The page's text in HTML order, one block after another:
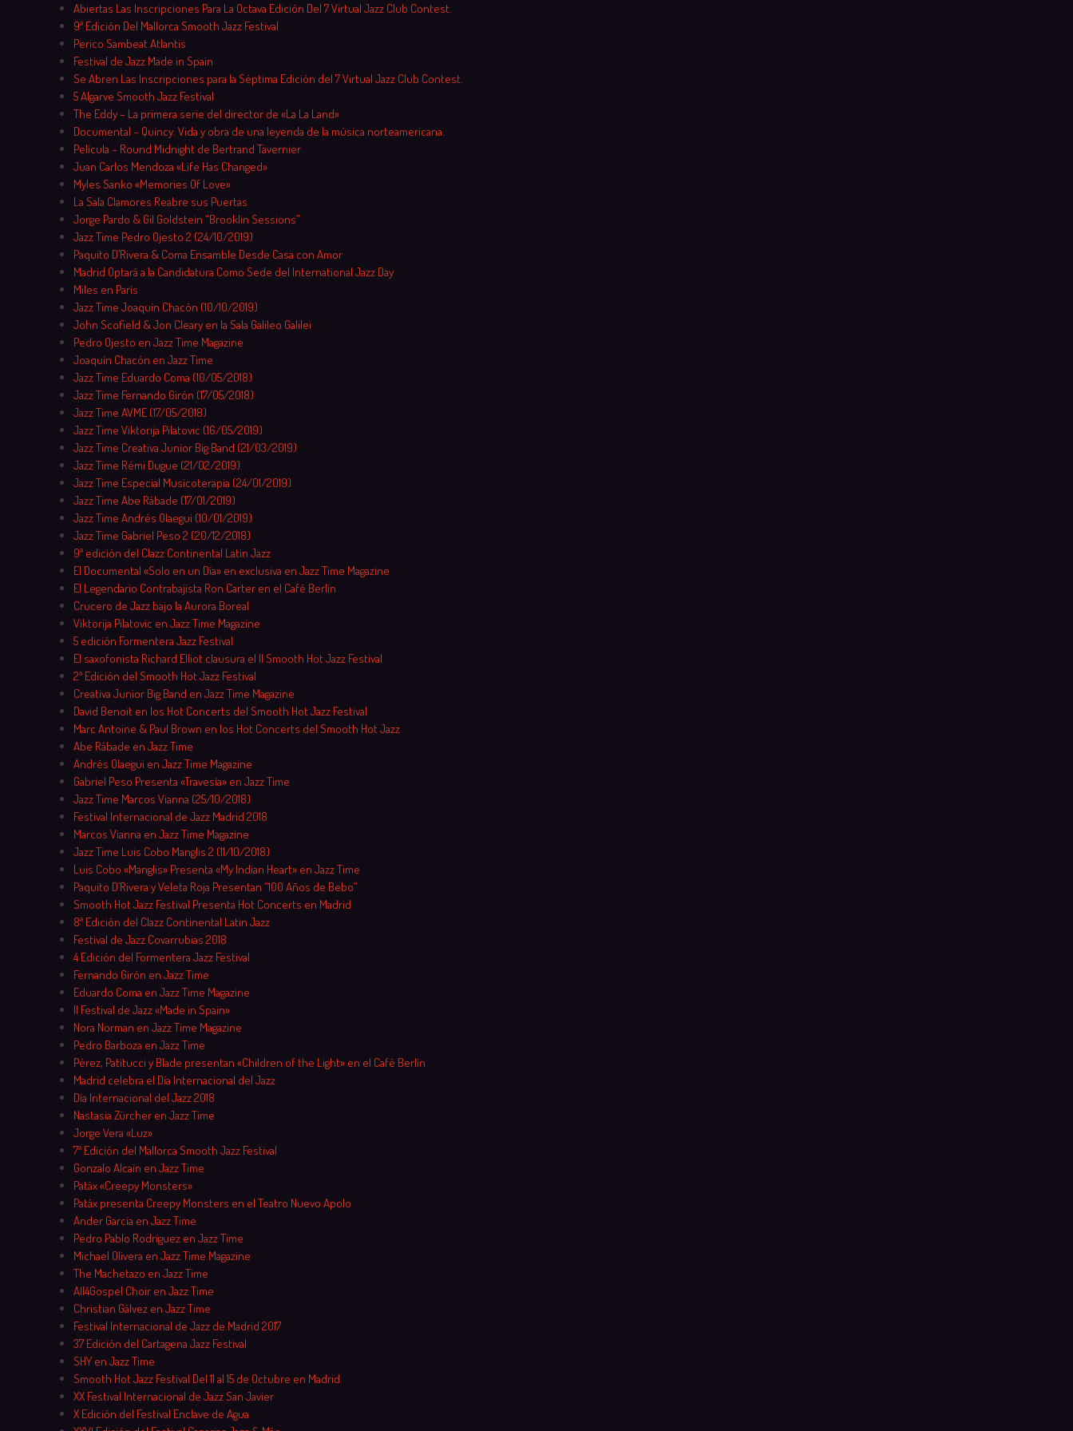
Skip
to
content
Abiertas Las Inscripciones Para La Octava Edición Del 7 Virtual Jazz Club Contest.
9ª Edición Del Mallorca Smooth Jazz Festival
Perico Sambeat Atlantis
Festival de Jazz Made in Spain
Se Abren Las Inscripciones para la Séptima Edición del 7 Virtual Jazz Club Contest.
5 Algarve Smooth Jazz Festival
The Eddy – La primera serie del director de «La La Land»
Documental – Quincy. Vida y obra de una leyenda de la música norteamericana.
Película – Round Midnight de Bertrand Tavernier
Juan Carlos Mendoza «Life Has Changed»
Myles Sanko «Memories Of Love»
La Sala Clamores Reabre sus Puertas
Jorge Pardo & Gil Goldstein “Brooklin Sessions”
Jazz Time Pedro Ojesto 2 (24/10/2019)
Paquito D’Rivera & Coma Ensamble Desde Casa con Amor
Madrid Optará a la Candidatura Como Sede del International Jazz Day
Miles en París
Jazz Time Joaquín Chacón (10/10/2019)
John Scofield & Jon Cleary en la Sala Galileo Galilei
Pedro Ojesto en Jazz Time Magazine
Joaquín Chacón en Jazz Time
Jazz Time Eduardo Coma (10/05/2018)
Jazz Time Fernando Girón (17/05/2018)
Jazz Time AVME (17/05/2018)
Jazz Time Viktorija Pilatovic (16/05/2019)
Jazz Time Creativa Junior Big Band (21/03/2019)
Jazz Time Rémi Dugue (21/02/2019)
Jazz Time Especial Musicoterapia (24/01/2019)
Jazz Time Abe Rábade (17/01/2019)
Jazz Time Andrés Olaegui (10/01/2019)
Jazz Time Gabriel Peso 2 (20/12/2018)
9ª edición del Clazz Continental Latin Jazz
El Documental «Solo en un Día» en exclusiva en Jazz Time Magazine
El Legendario Contrabajista Ron Carter en el Café Berlín
Crucero de Jazz bajo la Aurora Boreal
Viktorija Pilatovic en Jazz Time Magazine
5 edición Formentera Jazz Festival
El saxofonista Richard Elliot clausura el II Smooth Hot Jazz Festival
2ª Edición del Smooth Hot Jazz Festival
Creativa Junior Big Band en Jazz Time Magazine
David Benoit en los Hot Concerts del Smooth Hot Jazz Festival
Marc Antoine & Paul Brown en los Hot Concerts del Smooth Hot Jazz
Abe Rábade en Jazz Time
Andrés Olaegui en Jazz Time Magazine
Gabriel Peso Presenta «Travesía» en Jazz Time
Jazz Time Marcos Vianna (25/10/2018)
Festival Internacional de Jazz Madrid 2018
Marcos Vianna en Jazz Time Magazine
Jazz Time Luis Cobo Manglis 2 (11/10/2018)
Luis Cobo «Manglis» Presenta «My Indian Heart» en Jazz Time
Paquito D´Rivera y Veleta Roja Presentan “100 Años de Bebo”
Smooth Hot Jazz Festival Presenta Hot Concerts en Madrid
8ª Edición del Clazz Continental Latin Jazz
Festival de Jazz Covarrubias 2018
4 Edición del Formentera Jazz Festival
Fernando Girón en Jazz Time
Eduardo Coma en Jazz Time Magazine
II Festival de Jazz «Made in Spain»
Nora Norman en Jazz Time Magazine
Pedro Barboza en Jazz Time
Pérez, Patitucci y Blade presentan «Children of the Light» en el Café Berlín
Madrid celebra el Día Internacional del Jazz
Día Internacional del Jazz 2018
Nastasia Zürcher en Jazz Time
Jorge Vera «Luz»
7ª Edición del Mallorca Smooth Jazz Festival
Gonzalo Alcaín en Jazz Time
Patáx «Creepy Monsters»
Patáx presenta Creepy Monsters en el Teatro Nuevo Apolo
Ander García en Jazz Time
Pedro Pablo Rodríguez en Jazz Time
Michael Olivera en Jazz Time Magazine
The Machetazo en Jazz Time
All4Gospel Choir en Jazz Time
Christian Gálvez en Jazz Time
Festival Internacional de Jazz de Madrid 2017
37 Edición del Cartagena Jazz Festival
SHY en Jazz Time
Smooth Hot Jazz Festival Del 11 al 15 de Octubre en Madrid
XX Festival Internacional de Jazz San Javier
X Edición del Festival Enclave de Agua